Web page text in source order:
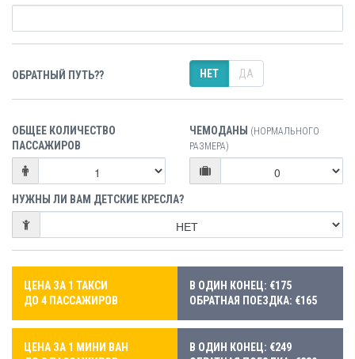
ОБРАТНЫЙ ПУТЬ?? НЕТ ДА
ОБЩЕЕ КОЛИЧЕСТВО
ПАССАЖИРОВ
ЧЕМОДАНЫ (НОРМАЛЬНОГО
РАЗМЕРА)
НУЖНЫ ЛИ ВАМ ДЕТСКИЕ КРЕСЛА?
ЦЕНА ЗА 1 ТАКСИ
ДО 4 ПАССАЖИРОВ
В ОДИН КОНЕЦ: €175
ОБРАТНАЯ ПОЕЗДКА: €165
ЦЕНА ЗА 1 МИНИ ВАН
В ОДИН КОНЕЦ: €249